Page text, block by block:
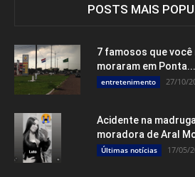
POSTS MAIS
7 famosos que
moraram em Ponta...
entretenimento 27/10/
Acidente na
moradora de Aral
Últimas notícias 17/05/